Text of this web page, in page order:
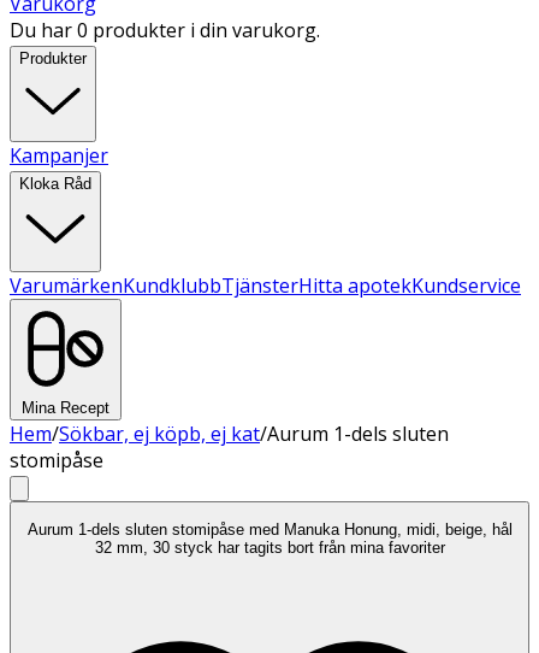
Du har 0 produkter i din varukorg.
Produkter
Kampanjer
Kloka Råd
VarumärkenKundklubbTjänsterHitta apotekKundservice
Mina Recept
Hem/Sökbar, ej köpb, ej kat/Aurum 1-dels sluten
stomipåse
Aurum 1-dels sluten stomipåse med Manuka Honung, midi, beige, hål
32 mm, 30 styck har tagits bort från mina favoriter